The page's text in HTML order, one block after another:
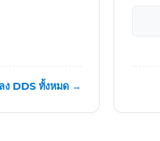
ง DDS ทั้งหมด →